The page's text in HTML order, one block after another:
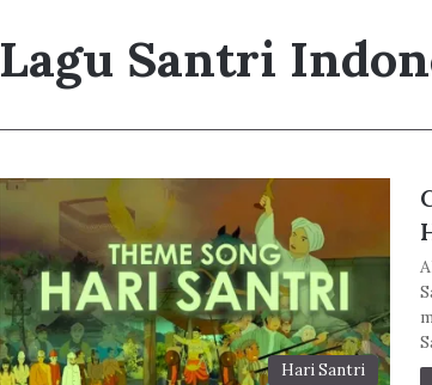
Lagu Santri
Hari Santri